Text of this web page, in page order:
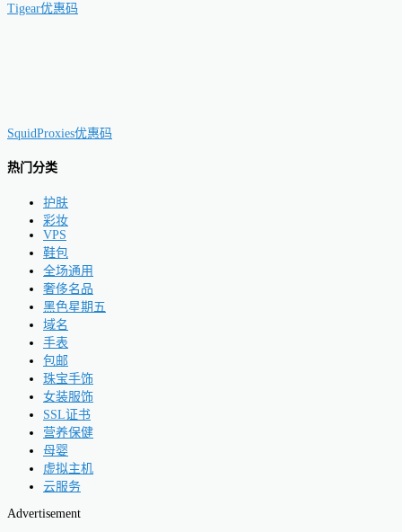
Tigear优惠码
SquidProxies优惠码
热门分类
护肤
彩妆
VPS
鞋包
全场通用
奢侈名品
黑色星期五
域名
手表
包邮
珠宝手饰
女装服饰
SSL证书
营养保健
母婴
虚拟主机
云服务
Advertisement